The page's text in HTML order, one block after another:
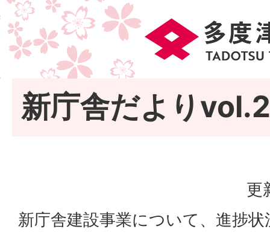
新庁舎だより
更
新庁舎建設事業について、進捗